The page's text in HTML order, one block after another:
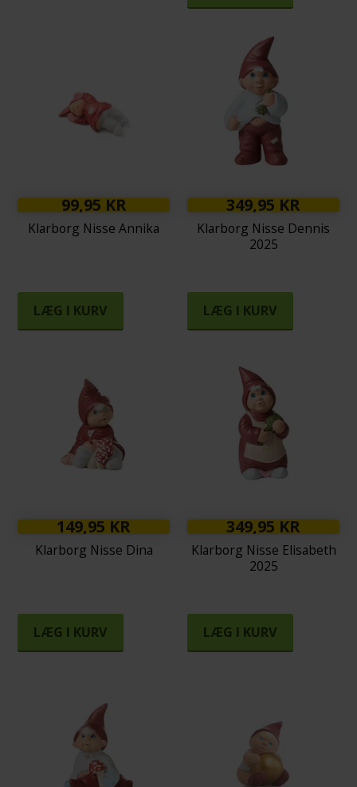
99,95 KR
Klarborg Nisse Annika
LÆG I KURV
349,95 KR
Klarborg Nisse Dennis
2025
LÆG I KURV
149,95 KR
Klarborg Nisse Dina
LÆG I KURV
349,95 KR
Klarborg Nisse Elisabeth
2025
LÆG I KURV